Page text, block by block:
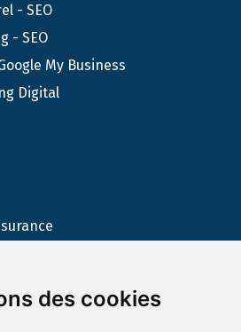
des cookies
- SEO
- SEO
My Business
Digital